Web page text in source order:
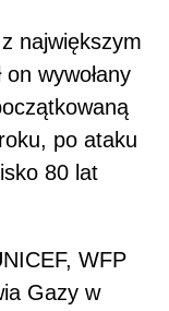
największym
wywołany
po ataku
80 lat
WFP
Gazy w